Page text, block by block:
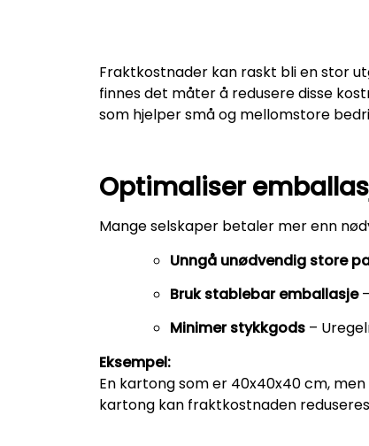
Fraktkostnader kan raskt bli en stor
finnes det måter å redusere disse
som hjelper små og mellomstore
Optimaliser
Mange selskaper betaler mer enn
Unngå unødvendig store
Bruk stablebar emballasje
Minimer stykkgods –
Eksempel:
En kartong som er 40x40x40 cm,
kartong kan fraktkostnaden